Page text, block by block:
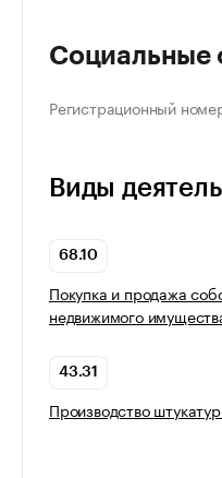
Социальные
Регистрационный
Виды
68.10
Покупка и продажа
недвижимого
43.31
Производство